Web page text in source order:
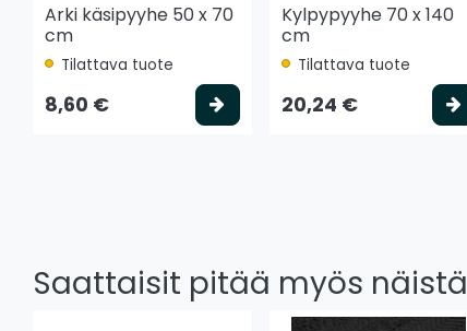
Arki käsipyyhe 50 x 70
cm
Tilattava tuote
8,60 € Valitse vaihtoehto
Kylpypyyhe 70 x 140
cm
Tilattava tuote
20,24 €
Saattaisit pitää myös näistä